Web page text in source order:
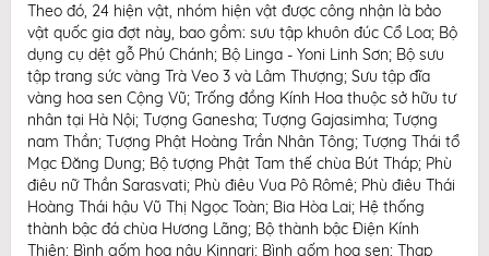
Theo đó, 24 hiện vật, nhóm hiện vật được công nhận là bảo
vật quốc gia đợt này, bao gồm: sưu tập khuôn đúc Cổ Loa; Bộ
dụng cụ dệt gỗ Phú Chánh; Bộ Linga - Yoni Linh Sơn; Bộ sưu
tập trang sức vàng Trà Veo 3 và Lâm Thượng; Sưu tập đĩa
vàng hoa sen Cộng Vũ; Trống đồng Kính Hoa thuộc sở hữu tư
nhân tại Hà Nội; Tượng Ganesha; Tượng Gajasimha; Tượng
nam Thần; Tượng Phật Hoàng Trần Nhân Tông; Tượng Thái tổ
Mạc Đăng Dung; Bộ tượng Phật Tam thế chùa Bút Tháp; Phù
điêu nữ Thần Sarasvati; Phù điêu Vua Pô Rômê; Phù điêu Thái
Hoàng Thái hậu Vũ Thị Ngọc Toàn; Bia Hòa Lai; Hệ thống
thành bậc đá chùa Hương Lãng; Bộ thành bậc Điện Kính
Thiên; Bình gốm hoa nâu Kinnari; Bình gốm hoa sen; Thạp